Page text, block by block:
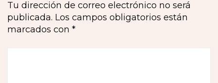
Tu dirección de correo electrónico no será
publicada. Los campos obligatorios están
marcados con *